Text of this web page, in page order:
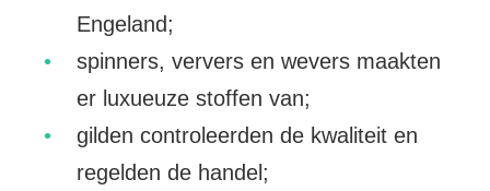
Engeland;
spinners, ververs en wevers maakten
er luxueuze stoffen van;
gilden controleerden de kwaliteit en
regelden de handel;